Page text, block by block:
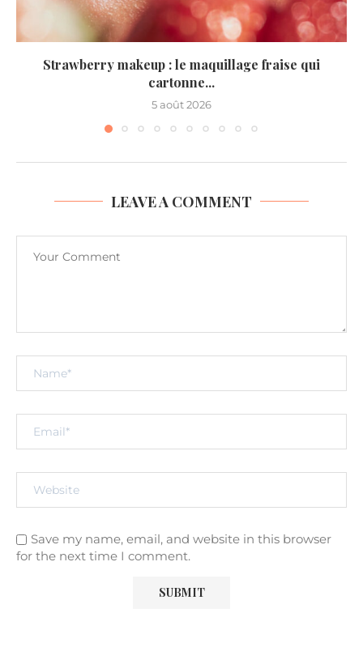
Strawberry makeup : le maquillage fraise qui
cartonne...
5 août 2026
LEAVE A COMMENT
Save my name, email, and website in this browser
for the next time I comment.